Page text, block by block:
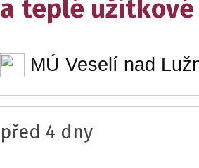
a teplé užitkové
MÚ Veselí nad
před 4 dny